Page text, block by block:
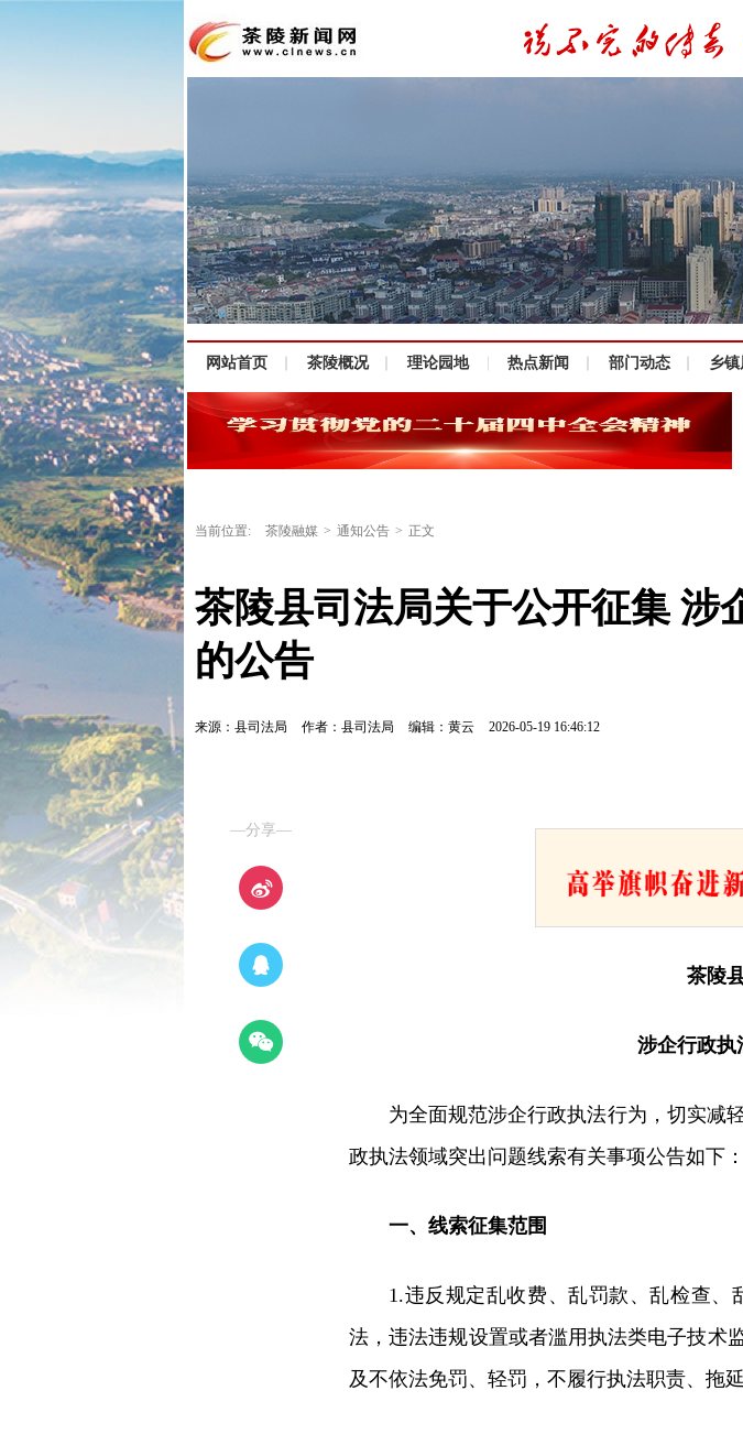
网站首页 茶陵概况 理论园地 热点新闻 部门动态 乡
当前位置: 茶陵融媒 > 通知公告 > 正文
茶陵县司法局关于公开征集 涉
的公告
来源：县司法局 作者：县司法局 编辑：黄云 2026-05-19 16:46:12
—分享—
茶陵
涉企行政执
为全面规范涉企行政执法行为，切实减
政执法领域突出问题线索有关事项公告如下：
一、线索征集范围
1.违反规定乱收费、乱罚款、乱检查
法，违法违规设置或者滥用执法类电子技术
及不依法免罚、轻罚，不履行执法职责、拖